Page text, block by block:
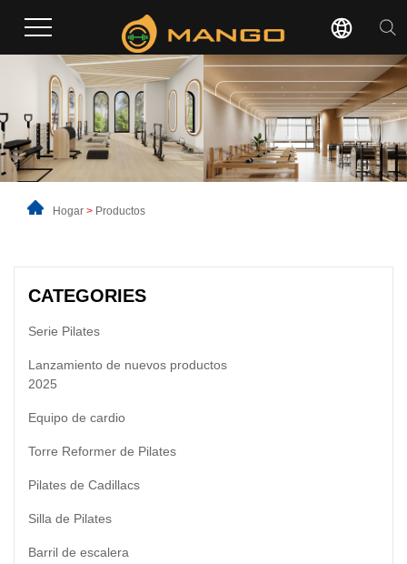
Hogar > Productos
CATEGORIES
Serie Pilates
Lanzamiento de nuevos productos
2025
Equipo de cardio
Torre Reformer de Pilates
Pilates de Cadillacs
Silla de Pilates
Barril de escalera